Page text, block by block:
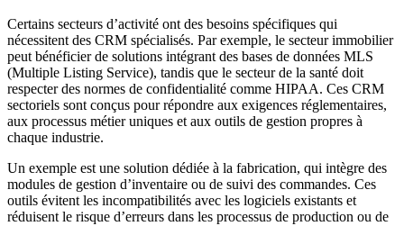
Certains secteurs d’activité ont des besoins spécifiques qui
nécessitent des CRM spécialisés. Par exemple, le secteur immobilier
peut bénéficier de solutions intégrant des bases de données MLS
(Multiple Listing Service), tandis que le secteur de la santé doit
respecter des normes de confidentialité comme HIPAA. Ces CRM
sectoriels sont conçus pour répondre aux exigences réglementaires,
aux processus métier uniques et aux outils de gestion propres à
chaque industrie.
Un exemple est une solution dédiée à la fabrication, qui intègre des
modules de gestion d’inventaire ou de suivi des commandes. Ces
outils évitent les incompatibilités avec les logiciels existants et
réduisent le risque d’erreurs dans les processus de production ou de